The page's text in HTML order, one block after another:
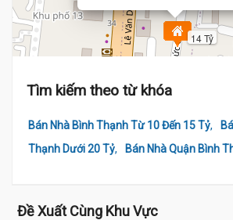
14 Tỷ
Tìm kiếm theo từ khóa
Bán Nhà Bình Thạnh Từ 10 Đến 15 Tỷ,
Thạnh Dưới 20 Tỷ, Bán Nhà Quận Bình
Đề Xuất Cùng Khu Vực